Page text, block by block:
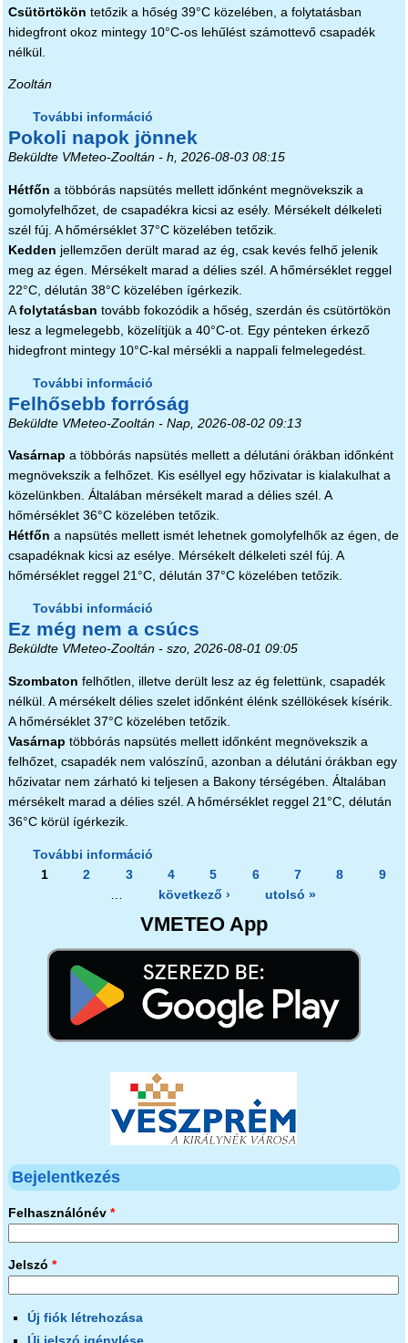
Csütörtökön tetőzik a hőség 39°C közelében, a folytatásban
hidegfront okoz mintegy 10°C-os lehűlést számottevő csapadék
nélkül.
Zooltán
További információ
kapcsolatosan
Pokoli napok jönnek
Beküldte VMeteo-Zooltán- h, 2026-08-03 08:15
Hétfőn a többórás napsütés mellett időnként megnövekszik a
gomolyfelhőzet, de csapadékra kicsi az esély. Mérsékelt délkeleti
szél fúj. A hőmérséklet 37°C közelében tetőzik.
Kedden jellemzően derült marad az ég, csak kevés felhő jelenik
meg az égen. Mérsékelt marad a délies szél. A hőmérséklet reggel
22°C, délután 38°C közelében ígérkezik.
A folytatásban tovább fokozódik a hőség, szerdán és csütörtökön
lesz a legmelegebb, közelítjük a 40°C-ot. Egy pénteken érkező
hidegfront mintegy 10°C-kal mérsékli a nappali felmelegedést.
További információ
kapcsolatosan
Felhősebb forróság
Beküldte VMeteo-Zooltán- Nap, 2026-08-02 09:13
Vasárnap a többórás napsütés mellett a délutáni órákban időnként
megnövekszik a felhőzet. Kis eséllyel egy hőzivatar is kialakulhat a
közelünkben. Általában mérsékelt marad a délies szél. A
hőmérséklet 36°C közelében tetőzik.
Hétfőn a napsütés mellett ismét lehetnek gomolyfelhők az égen, de
csapadéknak kicsi az esélye. Mérsékelt délkeleti szél fúj. A
hőmérséklet reggel 21°C, délután 37°C közelében tetőzik.
További információ
kapcsolatosan
Ez még nem a csúcs
Beküldte VMeteo-Zooltán- szo, 2026-08-01 09:05
Szombaton felhőtlen, illetve derült lesz az ég felettünk, csapadék
nélkül. A mérsékelt délies szelet időnként élénk széllökések kísérik.
A hőmérséklet 37°C közelében tetőzik.
Vasárnap többórás napsütés mellett időnként megnövekszik a
felhőzet, csapadék nem valószínű, azonban a délutáni órákban egy
hőzivatar nem zárható ki teljesen a Bakony térségében. Általában
mérsékelt marad a délies szél. A hőmérséklet reggel 21°C, délután
36°C körül ígérkezik.
További információ
kapcsolatosan
Oldalak
1 2 3 4 5 6 7 8
9
következő › utolsó »
VMETEO App
Bejelentkezés
Felhasználónév *
Jelszó *
Új fiók létrehozása